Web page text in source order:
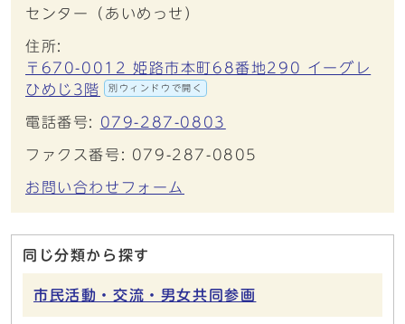
センター（あいめっせ）
住所:
〒670-0012 姫路市本町68番地290 イーグレ
ひめじ3階
別ウィンドウで開く
電話番号: 079-287-0803
ファクス番号: 079-287-0805
お問い合わせフォーム
同じ分類から探す
市民活動・交流・男女共同参画